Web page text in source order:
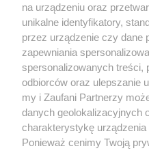
O FIRMIE POLITYKA
REKLAMA WSPÓŁPRACA
Aktualności
Tcz24
na urządzeniu oraz
unikalne identyfikatory,
przez urządzenie czy dane
zapewniania
spersonalizowanych treści,
odbiorców oraz ulepszanie
my i Zaufani Partnerzy
danych geolokalizacyjnych
charakterystykę urządzenia
Ponieważ cenimy Twoją